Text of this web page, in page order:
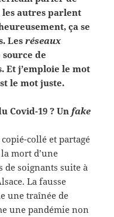
les autres parlent
ça se
Lesréseaux
de
Et j’emploie le mot
le mot juste.
Covid-19 ? Unfake
collé et partagé
mort d’une
de soignants suite à
La fausse
une traînée de
une pandémie non